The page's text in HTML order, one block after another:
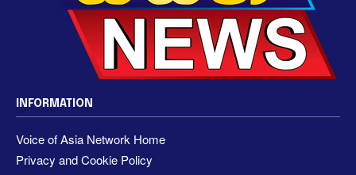
INFORMATION
Voice of Asia Network Home
Privacy and Cookie Policy